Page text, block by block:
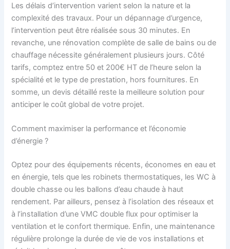
Les délais d’intervention varient selon la nature et la
complexité des travaux. Pour un dépannage d’urgence,
l’intervention peut être réalisée sous 30 minutes. En
revanche, une rénovation complète de salle de bains ou de
chauffage nécessite généralement plusieurs jours. Côté
tarifs, comptez entre 50 et 200€ HT de l’heure selon la
spécialité et le type de prestation, hors fournitures. En
somme, un devis détaillé reste la meilleure solution pour
anticiper le coût global de votre projet.
Comment maximiser la performance et l’économie
d’énergie ?
Optez pour des équipements récents, économes en eau et
en énergie, tels que les robinets thermostatiques, les WC à
double chasse ou les ballons d’eau chaude à haut
rendement. Par ailleurs, pensez à l’isolation des réseaux et
à l’installation d’une VMC double flux pour optimiser la
ventilation et le confort thermique. Enfin, une maintenance
régulière prolonge la durée de vie de vos installations et